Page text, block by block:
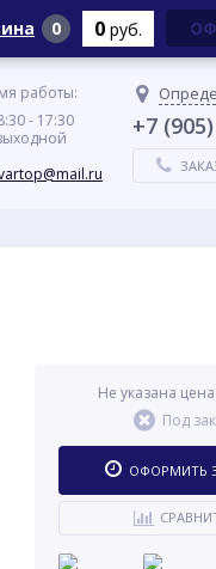
работы:
- 17:30
+7
Не указана
Под
ОФОРМИТЬ
0 0 руб.